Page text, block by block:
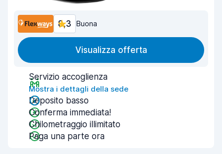
8,3 Buona
Visualizza offerta
Servizio accoglienza
Mostra i dettagli della sede
Deposito basso
Conferma immediata!
Chilometraggio illimitato
Paga una parte ora